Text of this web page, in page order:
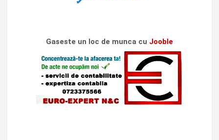
Gaseste un loc de munca cu Jooble